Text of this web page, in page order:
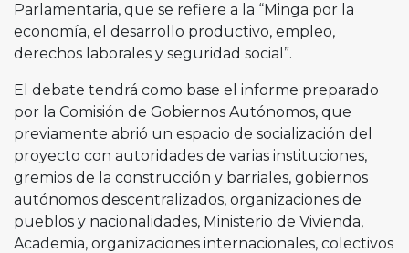
Parlamentaria, que se refiere a la “Minga por la
economía, el desarrollo productivo, empleo,
derechos laborales y seguridad social”.
El debate tendrá como base el informe preparado
por la Comisión de Gobiernos Autónomos, que
previamente abrió un espacio de socialización del
proyecto con autoridades de varias instituciones,
gremios de la construcción y barriales, gobiernos
autónomos descentralizados, organizaciones de
pueblos y nacionalidades, Ministerio de Vivienda,
Academia, organizaciones internacionales, colectivos